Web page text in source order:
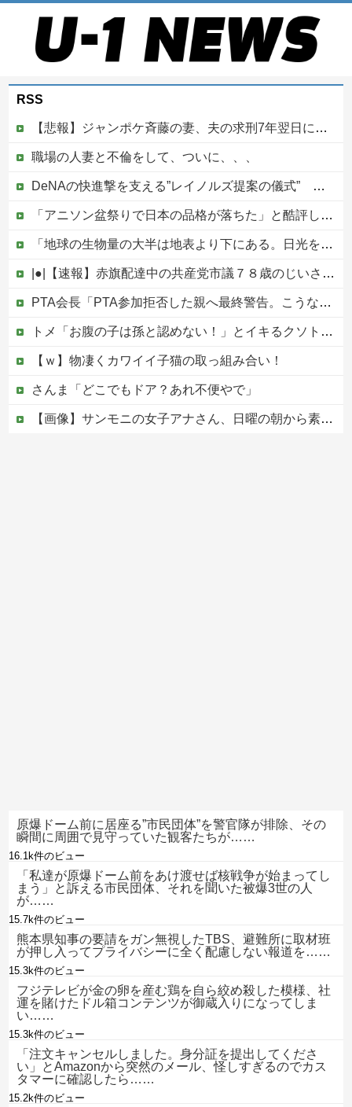
RSS
【悲報】ジャンポケ斉藤の妻、夫の求刑7年翌日にウキウキでInstagram更新
職場の人妻と不倫をして、ついに、、、
DeNAの快進撃を支える”レイノルズ提案の儀式” 決勝2ランの宮下が明かす「儀式を始めてから、チームが一つになっている」
「アニソン盆祭りで日本の品格が落ちた」と酷評した元女優、「あんたが品格を語るのかよ！」と総ツッコミを食らってしまい……他
「地球の生物量の大半は地表より下にある。日光を浴びている我々のほうが変わり種だ」足元の岩の中の話
|●|【速報】赤旗配達中の共産党市議７８歳のじいさん、左に寄りすぎたか車で民家当て逃げ
PTA会長「PTA参加拒否した親へ最終警告。こうなってもいい？」
トメ「お腹の子は孫と認めない！」とイキるクソトメに父親不明のコトメ子を引き合いに出した私。トメ「米軍の血筋よ！」私「〇〇じゃないですか」←得体の知れない～はお前（コトメ）のところだろｗ
【ｗ】物凄くカワイイ子猫の取っ組み合い！
さんま「どこでもドア？あれ不便やで」
【画像】サンモニの女子アナさん、日曜の朝から素材を提供してしまう
原爆ドーム前に居座る”市民団体”を警官隊が排除、その
瞬間に周囲で見守っていた観客たちが……
16.1k件のビュー
「私達が原爆ドーム前をあけ渡せば核戦争が始まってし
まう」と訴える市民団体、それを聞いた被爆3世の人
が……
15.7k件のビュー
熊本県知事の要請をガン無視したTBS、避難所に取材班
が押し入ってプライバシーに全く配慮しない報道を……
15.3k件のビュー
フジテレビが金の卵を産む鶏を自ら絞め殺した模様、社
運を賭けたドル箱コンテンツが御蔵入りになってしま
い……
15.3k件のビュー
「注文キャンセルしました。身分証を提出してくださ
い」とAmazonから突然のメール、怪しすぎるのでカス
タマーに確認したら……
15.2k件のビュー